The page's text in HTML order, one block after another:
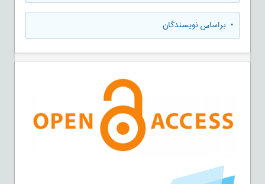
• براساس نویسندگان